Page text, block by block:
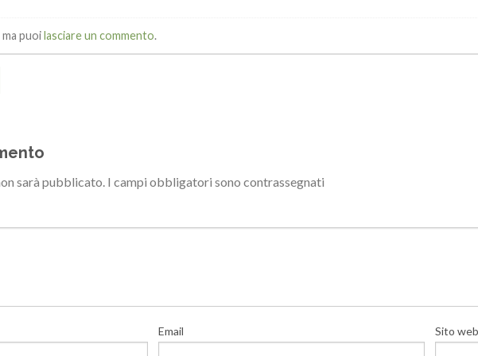
puoilasciare un commento.
sarà pubblicato. I campi obbligatori sono contrassegnati
Email Sito web